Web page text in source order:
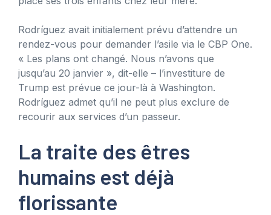
Rodríguez avait initialement prévu d’attendre un
rendez-vous pour demander l’asile via le CBP One.
« Les plans ont changé. Nous n’avons que
jusqu’au 20 janvier », dit-elle – l’investiture de
Trump est prévue ce jour-là à Washington.
Rodríguez admet qu’il ne peut plus exclure de
recourir aux services d’un passeur.
La traite des êtres
humains est déjà
florissante